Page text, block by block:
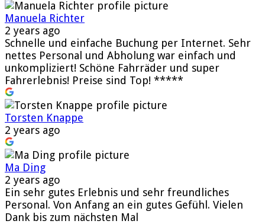
Manuela Richter
2 years ago
Schnelle und einfache Buchung per Internet. Sehr
nettes Personal und Abholung war einfach und
unkompliziert! Schöne Fahrräder und super
Fahrerlebnis! Preise sind Top! *****
Torsten Knappe
2 years ago
Ma Ding
2 years ago
Ein sehr gutes Erlebnis und sehr freundliches
Personal. Von Anfang an ein gutes Gefühl. Vielen
Dank bis zum nächsten Mal